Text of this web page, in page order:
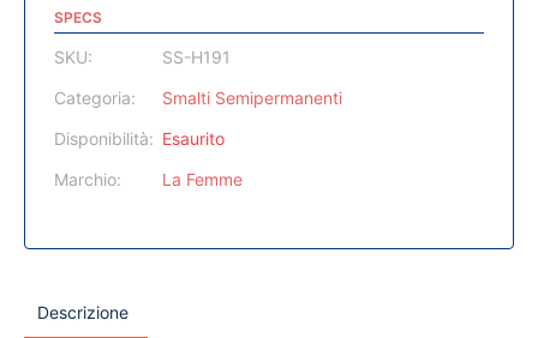
SPECS
SKU:
SS-H191
Categoria:
Smalti Semipermanenti
Disponibilità: Esaurito
Marchio:
La Femme
Descrizione